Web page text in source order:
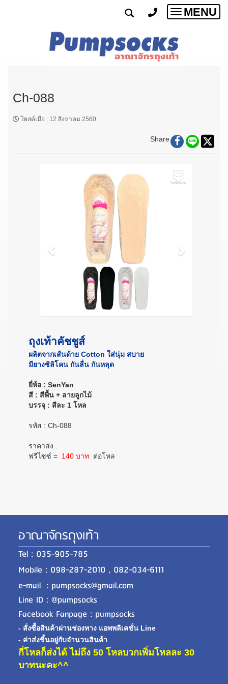
Toggle
MENU
Ch-088
โพสต์เมื่อ : 12 สิงหาคม 2560
Share
ถุงเท้าคัชชูส์
ผลิตจากเส้นด้าย Cotton ใส่นุ่ม สบาย
มียางซิลิโคน กันลื่น กันหลุด
ยี่ห้อ : SenYan
สี : สีพื้น + ลายลูกไม้
บรรจุ : สีละ 1 โหล
รหัส : Ch-088
ราคาส่ง :
ฟรีไซซ์ = 140 บาท ต่อโหล
อาณาจักรถุงเท้า
Tel : 035-905-785
Mobile : 098-287-2010 , 082-034-6111
e-mail : pumpsocks@gmail.com
Line ID : @pumpsocks
Facebook Fanpage : pumpsocks
- สั่งซื้อสินค้าผ่านช่องทาง แอพพลิเคชั่น Line
- ค่าส่งขี้นอยู่กับจำนวนสินค้า
กี่โหลก็ส่งได้ ไม่ถึง 50 โหลบวกเพิ่มโหลละ 30
บาทนะคะ^^